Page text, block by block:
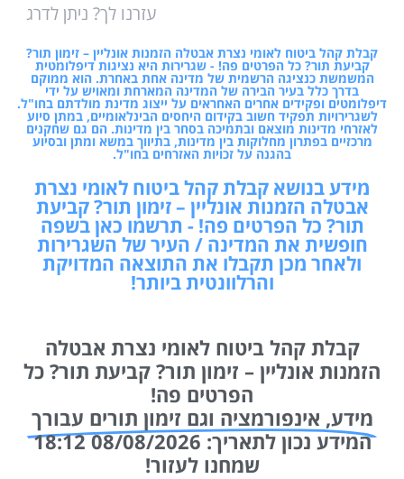
עזרנו לך? ניתן לדרג
קבלת קהל ביטוח לאומי נצרת אבטלה הזמנות אונליין – זימון תור?
קביעת תור? כל הפרטים פה! - שגרירות היא נציגות דיפלומטית
המשמשת כנציגה הרשמית של מדינה אחת באחרת. הוא ממוקם
בדרך כלל בעיר הבירה של המדינה המארחת ומאויש על ידי
דיפלומטים ופקידים אחרים האחראים על ייצוג מדינת מולדתם בחו"ל.
לשגרירויות תפקיד חשוב בקידום היחסים הבינלאומיים, במתן סיוע
לאזרחי מדינות מוצאם ובתמיכה בסחר בין מדינות. הם גם שחקנים
מרכזיים בפתרון מחלוקות בין מדינות, בתיווך במשא ומתן ובסיוע
בהגנה על זכויות האזרחים בחו"ל.
מידע בנושא קבלת קהל ביטוח לאומי נצרת
אבטלה הזמנות אונליין – זימון תור? קביעת
תור? כל הפרטים פה! - תרשמו כאן בשפה
חופשית את המדינה / העיר של השגרירות
ולאחר מכן תקבלו את התוצאה המדויקת
והרלוונטית ביותר!
קבלת קהל ביטוח לאומי נצרת אבטלה
הזמנות אונליין – זימון תור? קביעת תור? כל
הפרטים פה!
מידע, אינפורמציה וגם זימון תורים עבורך
המידע נכון לתאריך: 08/08/2026 18:12
שמחנו לעזור!